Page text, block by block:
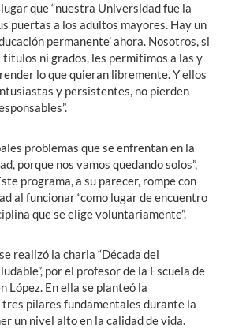
que “nuestra Universidad fue la
puertas a los adultos mayores. Hay un
permanente’ ahora. Nosotros, si
títulos ni grados, les permitimos a las y
lo que quieran libremente. Y ellos
y persistentes, no pierden
problemas que se enfrentan en la
porque nos vamos quedando solos”,
programa, a su parecer, rompe con
al funcionar “como lugar de encuentro
que se elige voluntariamente”.
realizó la charla “Década del
por el profesor de la Escuela de
López. En ella se planteó la
pilares fundamentales durante la
un nivel alto en la calidad de vida.